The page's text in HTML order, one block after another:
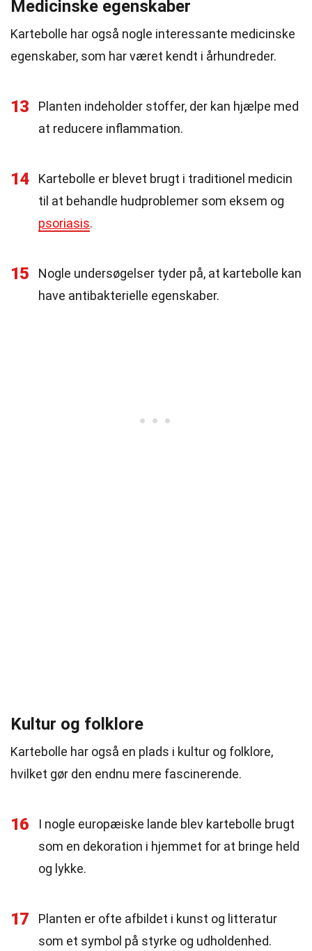
Medicinske egenskaber
Kartebolle har også nogle interessante medicinske
egenskaber, som har været kendt i århundreder.
13
Planten indeholder stoffer, der kan hjælpe med
at reducere inflammation.
14
Kartebolle er blevet brugt i traditionel medicin
til at behandle hudproblemer som eksem og
psoriasis.
15
Nogle undersøgelser tyder på, at kartebolle kan
have antibakterielle egenskaber.
Kultur og folklore
Kartebolle har også en plads i kultur og folklore,
hvilket gør den endnu mere fascinerende.
16
I nogle europæiske lande blev kartebolle brugt
som en dekoration i hjemmet for at bringe held
og lykke.
17
Planten er ofte afbildet i kunst og litteratur
som et symbol på styrke og udholdenhed.